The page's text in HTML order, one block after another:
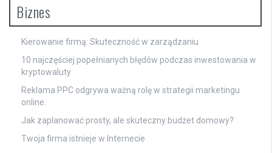
Biznes
Kierowanie firmą: Skuteczność w zarządzaniu
10 najczęściej popełnianych błędów podczas inwestowania w
kryptowaluty
Reklama PPC odgrywa ważną rolę w strategii marketingu
online.
Jak zaplanować prosty, ale skuteczny budżet domowy?
Twoja firma istnieje w Internecie